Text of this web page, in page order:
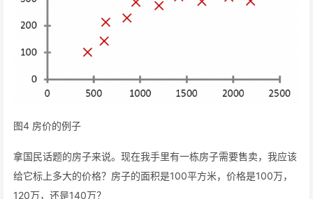
图4 房价的例子
拿国民话题的房子来说。现在我手里有一栋房子需要售卖，我应该
给它标上多大的价格？房子的面积是100平方米，价格是100万，
120万，还是140万？